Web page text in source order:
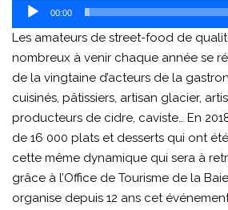
00:00
Les amateurs de street-food de
nombreux à venir chaque année se
de la vingtaine d’acteurs de la
cuisinés, pâtissiers, artisan glacier,
producteurs de cidre, caviste… En
de 16 000 plats et desserts qui ont été
cette même dynamique qui sera à
grâce à l’Office de Tourisme de la
organise depuis 12 ans cet